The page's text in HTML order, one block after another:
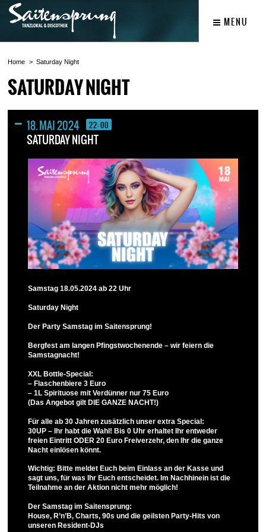
MENU
Home Saturday Night
SATURDAY NIGHT
18. MAI 2024 22:00
SATURDAY NIGHT
Samstag 18.05.2024 ab 22 Uhr
Saturday Night
Der Party Samstag im Saitensprung!
Bergfest am langen Pfingstwochenende – wir feiern die
Samstagnacht!
XXL Bottle-Special:
– Flaschenbiere 3 Euro
– 1L Spirituose mit Verdünner nur 75 Euro
(Das Angebot gilt DIE GANZE NACHT!)
Für alle ab 30 Jahren zusätzlich unser extra Special:
30UP – Ihr habt die Wahl! Bis 0 Uhr erhaltet Ihr entweder
freien Eintritt ODER 20 Euro Freiverzehr, den Ihr die ganze
Nacht einlösen könnt.
Wichtig: Bitte meldet Euch beim Einlass an der Kasse und
sagt uns, für was Ihr Euch entscheidet. Im Nachhinein ist die
Teilnahme an der Aktion nicht mehr möglich!
Der Samstag im Saitensprung:
House, R’n’B, Charts, 90s und die geilsten Party-Hits von
unseren Resident-DJs